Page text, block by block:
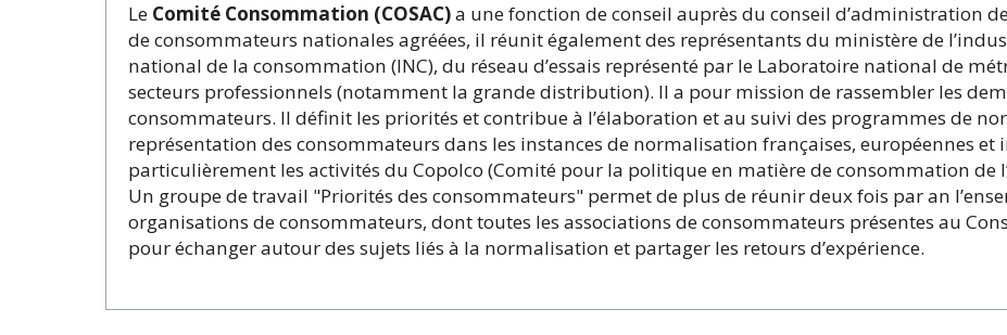
Le Comité Consommation (COSAC)a une fonction de conseil auprès du conseil d’administration de
de consommateurs nationales agréées, il réunit également des représentants du ministère de
national de la consommation (INC), du réseau d’essais représenté par le Laboratoire national de
secteurs professionnels (notamment la grande distribution). Il a pour mission de rassembler les
consommateurs. Il définit les priorités et contribue à l’élaboration et au suivi des programmes de
représentation des consommateurs dans les instances de normalisation françaises, européennes
particulièrement les activités du Copolco (Comité pour la politique en matière de consommation de
Un groupe de travail "Priorités des consommateurs" permet de plus de réunir deux fois par an
organisations de consommateurs, dont toutes les associations de consommateurs présentes au
pour échanger autour des sujets liés à la normalisation et partager les retours d’expérience.